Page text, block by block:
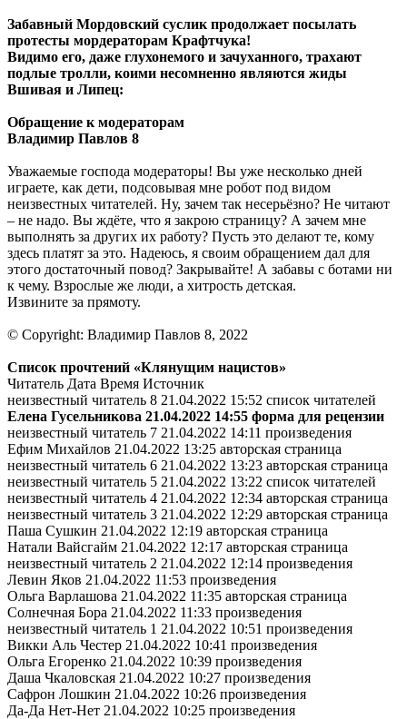
Забавный Мордовский суслик продолжает посылать
протесты мордераторам Крафтчука!
Видимо его, даже глухонемого и зачуханного, трахают
подлые тролли, коими несомненно являются жиды
Вшивая и Липец:
Обращение к модераторам
Владимир Павлов 8
Уважаемые господа модераторы! Вы уже несколько дней
играете, как дети, подсовывая мне робот под видом
неизвестных читателей. Ну, зачем так несерьёзно? Не читают
– не надо. Вы ждёте, что я закрою страницу? А зачем мне
выполнять за других их работу? Пусть это делают те, кому
здесь платят за это. Надеюсь, я своим обращением дал для
этого достаточный повод? Закрывайте! А забавы с ботами ни
к чему. Взрослые же люди, а хитрость детская.
Извините за прямоту.
© Copyright: Владимир Павлов 8, 2022
Список прочтений «Клянущим нацистов»
Читатель Дата Время Источник
неизвестный читатель 8 21.04.2022 15:52 список читателей
Елена Гусельникова 21.04.2022 14:55 форма для рецензии
неизвестный читатель 7 21.04.2022 14:11 произведения
Ефим Михайлов 21.04.2022 13:25 авторская страница
неизвестный читатель 6 21.04.2022 13:23 авторская страница
неизвестный читатель 5 21.04.2022 13:22 список читателей
неизвестный читатель 4 21.04.2022 12:34 авторская страница
неизвестный читатель 3 21.04.2022 12:29 авторская страница
Паша Сушкин 21.04.2022 12:19 авторская страница
Натали Вайсгайм 21.04.2022 12:17 авторская страница
неизвестный читатель 2 21.04.2022 12:14 произведения
Левин Яков 21.04.2022 11:53 произведения
Ольга Варлашова 21.04.2022 11:35 авторская страница
Солнечная Бора 21.04.2022 11:33 произведения
неизвестный читатель 1 21.04.2022 10:51 произведения
Викки Аль Честер 21.04.2022 10:41 произведения
Ольга Егоренко 21.04.2022 10:39 произведения
Даша Чкаловская 21.04.2022 10:27 произведения
Сафрон Лошкин 21.04.2022 10:26 произведения
Да-Да Нет-Нет 21.04.2022 10:25 произведения